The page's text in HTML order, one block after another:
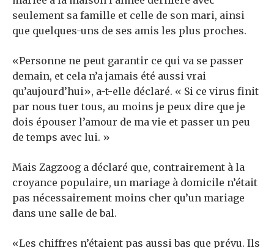
seulement sa famille et celle de son mari, ainsi
que quelques-uns de ses amis les plus proches.
«Personne ne peut garantir ce qui va se passer
demain, et cela n’a jamais été aussi vrai
qu’aujourd’hui», a-t-elle déclaré. « Si ce virus finit
par nous tuer tous, au moins je peux dire que je
dois épouser l’amour de ma vie et passer un peu
de temps avec lui. »
Mais Zagzoog a déclaré que, contrairement à la
croyance populaire, un mariage à domicile n’était
pas nécessairement moins cher qu’un mariage
dans une salle de bal.
«Les chiffres n’étaient pas aussi bas que prévu. Ils